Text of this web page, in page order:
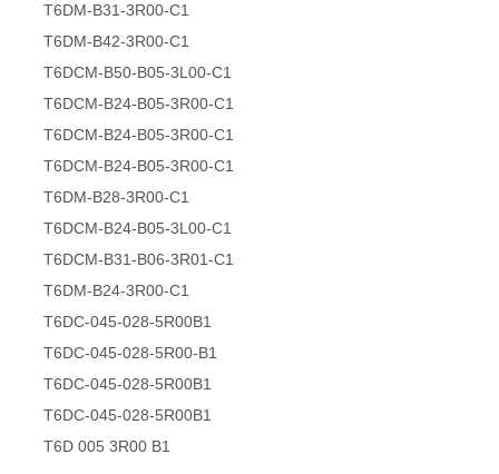
T6DM-B31-3R00-C1
T6DM-B42-3R00-C1
T6DCM-B50-B05-3L00-C1
T6DCM-B24-B05-3R00-C1
T6DCM-B24-B05-3R00-C1
T6DCM-B24-B05-3R00-C1
T6DM-B28-3R00-C1
T6DCM-B24-B05-3L00-C1
T6DCM-B31-B06-3R01-C1
T6DM-B24-3R00-C1
T6DC-045-028-5R00B1
T6DC-045-028-5R00-B1
T6DC-045-028-5R00B1
T6DC-045-028-5R00B1
T6D 005 3R00 B1